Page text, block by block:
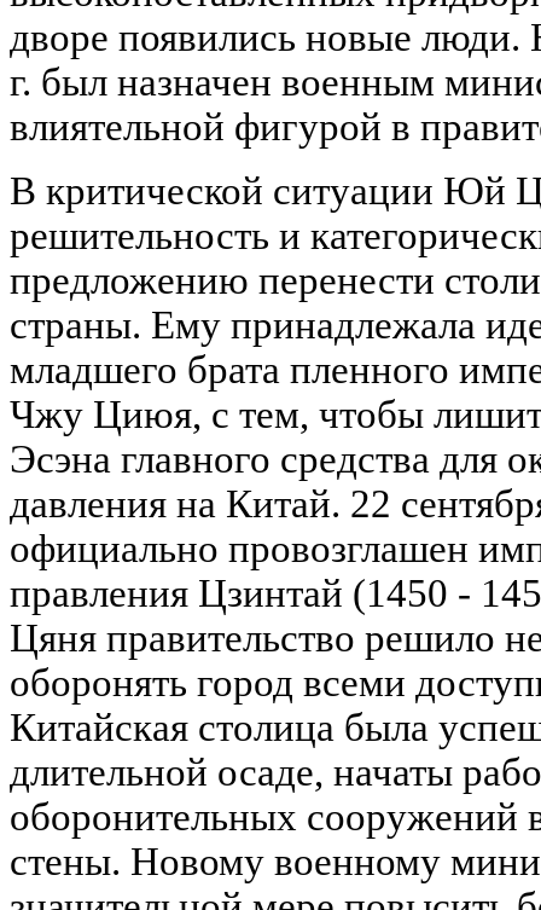
дворе появились новые
г. был назначен военным
влиятельной фигурой в
В критической ситуации Юй
решительность и
предложению перенести
страны. Ему принадлежала
младшего брата пленного
Чжу Циюя, с тем, чтобы
Эсэна главного средства для
давления на Китай. 22
официально провозглашен
правления Цзинтай (1450 -
Цяня правительство решило
оборонять город всеми
Китайская столица была
длительной осаде, начаты
оборонительных сооружений
стены. Новому военному